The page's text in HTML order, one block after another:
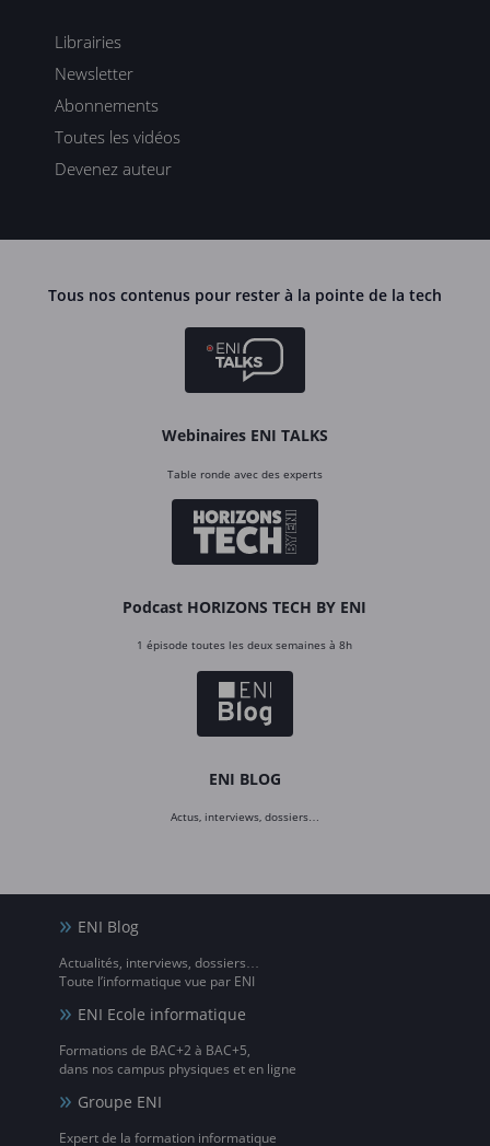
Librairies
Newsletter
Abonnements
Toutes les vidéos
Devenez auteur
Tous nos contenus pour rester à la pointe de la tech
Webinaires ENI TALKS
Table ronde avec des experts
Podcast HORIZONS TECH BY ENI
1 épisode toutes les deux semaines à 8h
ENI BLOG
Actus, interviews, dossiers…
ENI Blog
Actualités, interviews, dossiers…
Toute l’informatique vue par ENI
ENI Ecole informatique
Formations de BAC+2 à BAC+5,
dans nos campus physiques et en ligne
Groupe ENI
Expert de la formation informatique